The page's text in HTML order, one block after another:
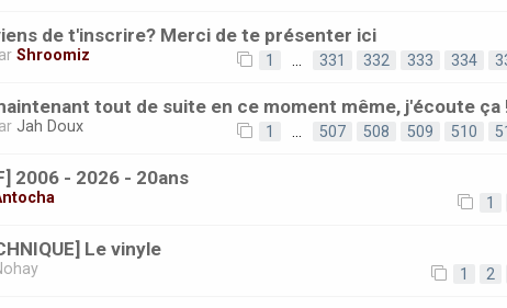
de t'inscrire? Merci de te présenter ici
Shroomiz 1 331 332 333 334
tout de suite en ce moment même, j'écoute ça
Jah Doux 1 507 508 509 510
2006 - 2026 - 20ans
1
Le vinyle
1 2